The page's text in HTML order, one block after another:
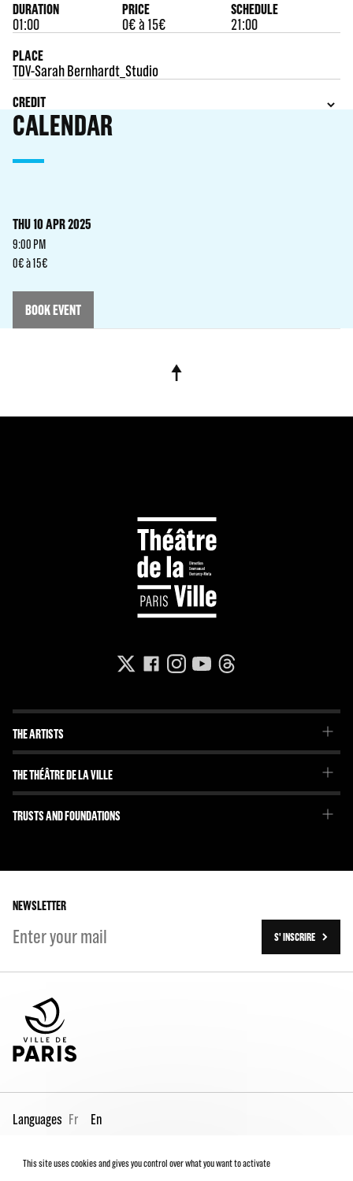
DURATION
01:00
PRICE
0€ à 15€
SCHEDULE
21:00
PLACE
TDV-Sarah Bernhardt_Studio
CREDIT
CALENDAR
THU 10 APR 2025
9:00 PM
0€ à 15€
BOOK EVENT
THE ARTISTS
The Troupe
THE THÉÂTRE DE LA VILLE
Our project
Emmanuel Demarcy-Mota
Our history
TRUSTS AND FOUNDATIONS
NEWSLETTER
S' INSCRIRE
Languages Fr En
Pro page Contact us Legal Terms and conditions
This site uses cookies and gives you control over what you want to activate